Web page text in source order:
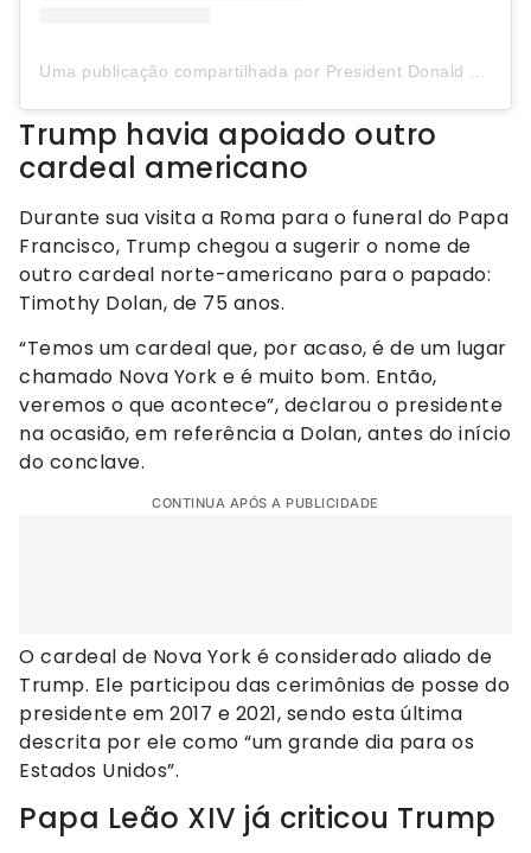
Trump havia apoiado outro
cardeal americano
Durante sua visita a Roma para o funeral do Papa
Francisco, Trump chegou a sugerir o nome de
outro cardeal norte-americano para o papado:
Timothy Dolan, de 75 anos.
“Temos um cardeal que, por acaso, é de um lugar
chamado Nova York e é muito bom. Então,
veremos o que acontece”, declarou o presidente
na ocasião, em referência a Dolan, antes do início
do conclave.
CONTINUA APÓS A PUBLICIDADE
O cardeal de Nova York é considerado aliado de
Trump. Ele participou das cerimônias de posse do
presidente em 2017 e 2021, sendo esta última
descrita por ele como “um grande dia para os
Estados Unidos”.
Papa Leão XIV já criticou Trump